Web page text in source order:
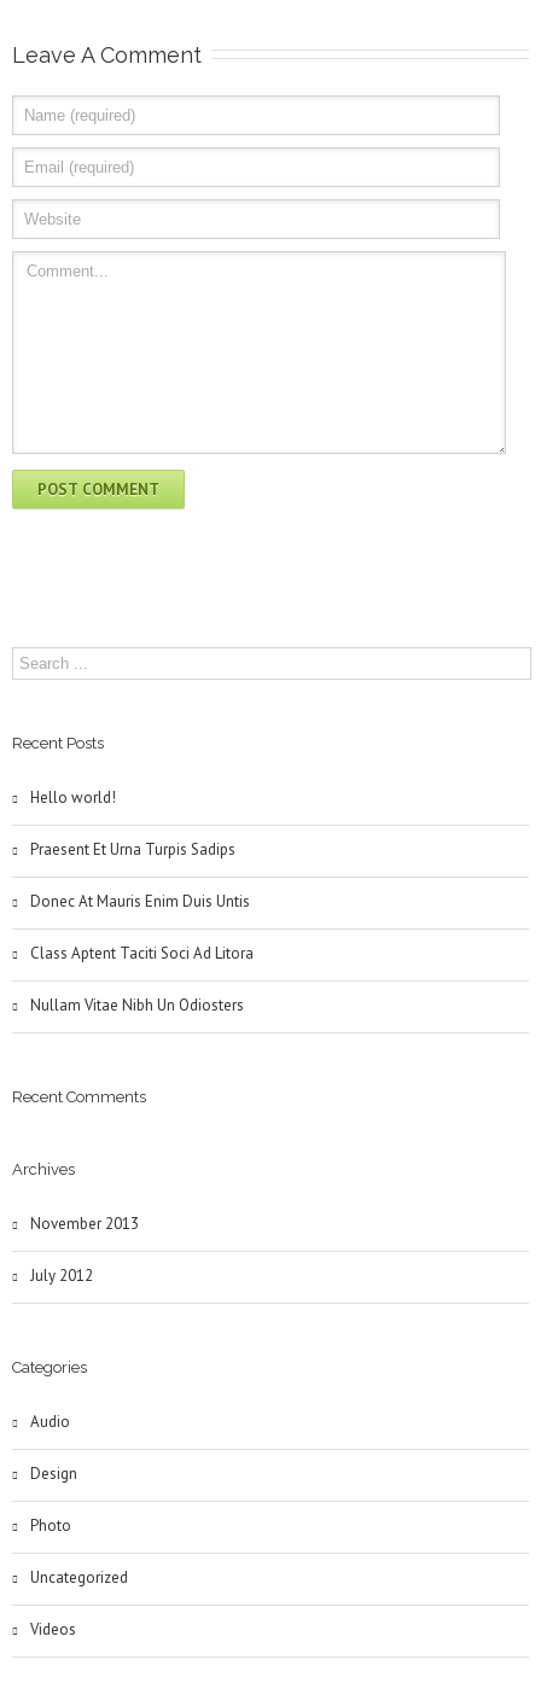
Leave A Comment
Recent Posts
Hello world!
Praesent Et Urna Turpis Sadips
Donec At Mauris Enim Duis Untis
Class Aptent Taciti Soci Ad Litora
Nullam Vitae Nibh Un Odiosters
Recent Comments
Archives
November 2013
July 2012
Categories
Audio
Design
Photo
Uncategorized
Videos